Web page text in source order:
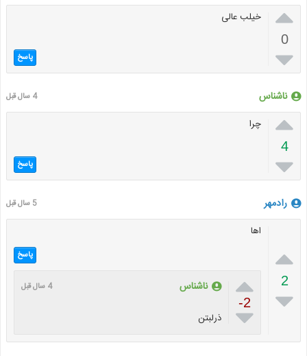

0

خیلب عالی
پاسخ
ناشناس 4 سال قبل

4

چرا
پاسخ
رادمهر 5 سال قبل

2

اها
پاسخ

-2

ناشناس 4 سال قبل
ذرلبتن